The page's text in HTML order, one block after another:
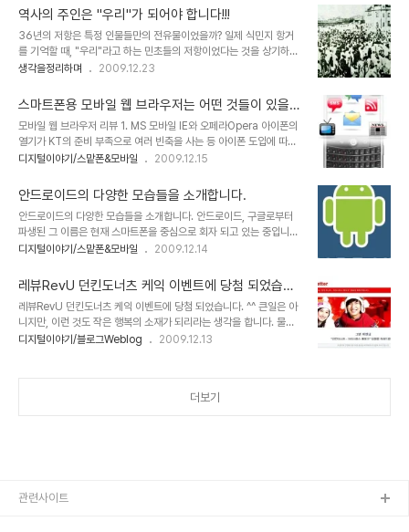
만- 제한된 표현으로도 다양한 생각들과 정..
▲ 세상을 구하고자 십자가를 맨 예수... 그러나... 누군가 그 희생을 말
하면서 진정으로 그 스스로의 실천적 희생을 통해 다수의 행복을 바라
겠다고 한다면 진정으로 나는 그를 숭배할 겁니다. 그런데... 그 희생에
있어 스스로는 제외하고 타인만의 희생을 종용하고 강요하는 것이라
고 한다면, 그것을 희생이라고 할 수 있을지 의문입니다. 강요되는 희
이 땅의 9..
역사의 주인은 "우리"가 되어야 합니다!!!
36년의 저항은 특정 인물들만의 전유물이었을까? 일제 식민지 항거
를 기억할 때, "우리"라고 하는 민초들의 저항이었다는 것을 상기하기
란 쉽지가 않습니다. ▲ 1919년 3월 1일을 기하여 일어난 거족적인
국민족문화대백과 / 네이트(일부 편집 수정) 문득 그 이유가 무엇이었
을까를 생각해 보았는데, 그것은 그 저항에 대한 역사적 기술에 있어
위정자들의 숨은 의도가 있었기 때문이 아닐까라는 답이 도출되었습
니다. 우리는 프랑스 혁명을 기억하는데 있어 특정한 누구를 떠올리지
않습니다. -물론 그들이 추앙하는 인물은 있을 지언정- 하지만 정작
인물들만이 있을 뿐입니다. 왜일..
생각을정리하며 2009.12.23
스마트폰용 모바일 웹 브라우저는 어떤 것들이 있을
까?
모바일 웹 브라우저 리뷰 1. MS 모바일 IE와 오페라Opera 아이폰의
열기가 KT의 준비 부족으로 여러 빈축을 사는 등 아이폰 도입에 따른
관심 만큼 그 불협화음도 적지 않았던 것 같습니다. 하지만, 아이폰에
을 줄 모르는 듯 합니다. 그리고 이제 그 열기는 여타의 나라들에서 그
랬듯이 서서히 우리나라도 스마트폰의 대중화라는 방향으로 이어지고
있어 보입니다. ▲ 과거 데스크탑 PC에서 하던 모든 일을 이제는 모
바일로 한다! 그렇습니다. 이제 스마트폰이 중심이 되는 모바일 시대가
시작되고 있는 겁니다. 그렇다면, 모바일 시대의 핵심적 도구가 될 스
로 예상되는 것으로 가장 첫..
디지털이야기/스맡폰&모바일 2009.12.15
안드로이드의 다양한 모습들을 소개합니다.
안드로이드의 다양한 모습들을 소개합니다. 안드로이드, 구글로부터
파생된 그 이름은 현재 스마트폰을 중심으로 회자 되고 있는 중입니다.
하지만, 얼마 전 "안드로이드가 가져올 사회변혁!"이라는 포스트에서
며, 시작은 안드로이드라는 이름으로 시작되었지만, 진정한 인간 중심
의 공존과 공유로써 함께하는 세상의 바탕이 되리라 생각하고 있습니
다. ▲ Android 공식 Logo 및 마스코트 재밌는 사실은 이미 벌써
안드로이드와 관련된 여러 다양성에 대한 이야기들이 기사화되고 있
으며, 그 다양한 안드로이드의 모습에 대한 기본 로고를 수많은 사람들
디지털이야기/스맡폰&모바일 2009.12.14
레뷰RevU 던킨도너츠 케익 이벤트에 당첨 되었습니
다. ^^
레뷰RevU 던킨도너츠 케익 이벤트에 당첨 되었습니다. ^^ 큰일은 아
니지만, 이런 것도 작은 행복의 소재가 되리라는 생각을 합니다. 물론
기존 마케팅의 비용 지출에 비해서 일반인들에게 제공하는 그 폭이 생
용자 리뷰 이벤트에 당첨이 되었다는 메일을 받았습니다. ▲ 던킨도너
디지털이야기/블로그Weblog 2009.12.13
더보기
관련사이트